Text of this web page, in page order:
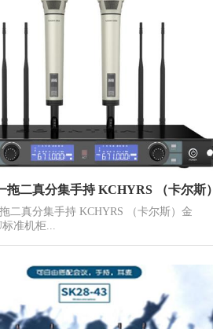
拖二真分集手持 KCHYRS （卡尔斯）
二真分集手持 KCHYRS （卡尔斯）金
标准机柜...